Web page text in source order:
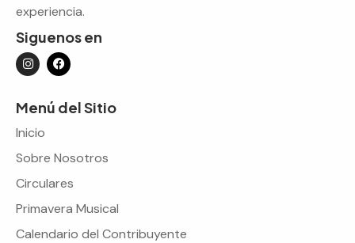
experiencia.
Siguenos en
Menú del Sitio
Inicio
Sobre Nosotros
Circulares
Primavera Musical
Calendario del Contribuyente